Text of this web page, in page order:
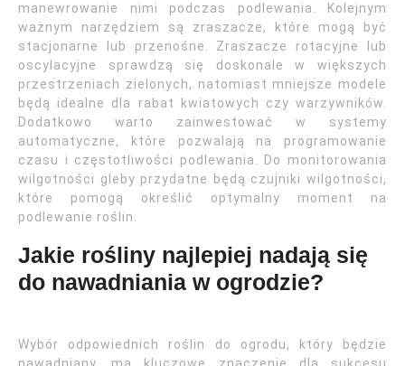
manewrowanie nimi podczas podlewania. Kolejnym
ważnym narzędziem są zraszacze, które mogą być
stacjonarne lub przenośne. Zraszacze rotacyjne lub
oscylacyjne sprawdzą się doskonale w większych
przestrzeniach zielonych, natomiast mniejsze modele
będą idealne dla rabat kwiatowych czy warzywników.
Dodatkowo warto zainwestować w systemy
automatyczne, które pozwalają na programowanie
czasu i częstotliwości podlewania. Do monitorowania
wilgotności gleby przydatne będą czujniki wilgotności,
które pomogą określić optymalny moment na
podlewanie roślin.
Jakie rośliny najlepiej nadają się
do nawadniania w ogrodzie?
Wybór odpowiednich roślin do ogrodu, który będzie